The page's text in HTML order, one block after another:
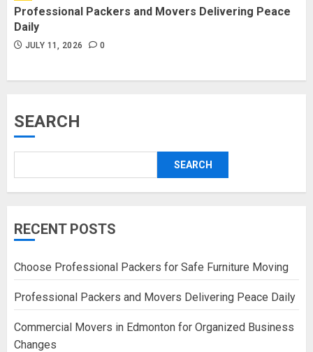
Professional Packers and Movers Delivering Peace
Daily
JULY 11, 2026 0
SEARCH
SEARCH
RECENT POSTS
Choose Professional Packers for Safe Furniture Moving
Professional Packers and Movers Delivering Peace Daily
Commercial Movers in Edmonton for Organized Business
Changes